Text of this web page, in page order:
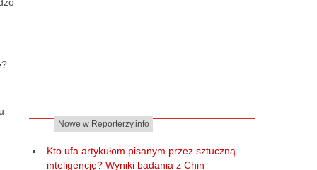
Nowe w Reporterzy.info
Kto ufa artykułom pisanym przez sztuczną
inteligencję? Wyniki badania z Chin